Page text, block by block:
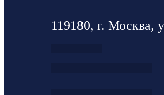
119180, г. Москва,